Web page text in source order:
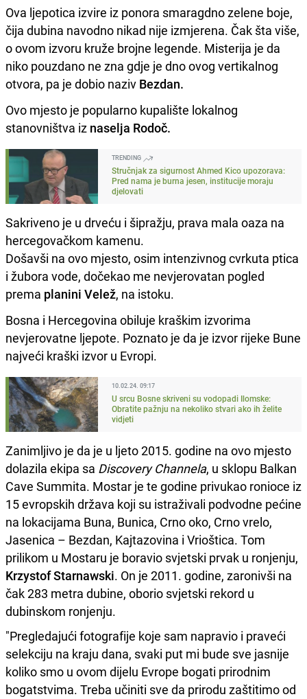
Ova ljepotica izvire iz ponora smaragdno zelene boje,
čija dubina navodno nikad nije izmjerena. Čak šta više,
o ovom izvoru kruže brojne legende. Misterija je da
niko pouzdano ne zna gdje je dno ovog vertikalnog
otvora, pa je dobio naziv Bezdan.
Ovo mjesto je popularno kupalište lokalnog
stanovništva iz naselja Rodoč.
TRENDING
Stručnjak za sigurnost Ahmed Kico upozorava:
Pred nama je burna jesen, institucije moraju
djelovati
Sakriveno je u drveću i šipražju, prava mala oaza na
hercegovačkom kamenu.
Došavši na ovo mjesto, osim intenzivnog cvrkuta ptica
i žubora vode, dočekao me nevjerovatan pogled
prema planini Velež, na istoku.
Bosna i Hercegovina obiluje kraškim izvorima
nevjerovatne ljepote. Poznato je da je izvor rijeke Bune
najveći kraški izvor u Evropi.
10.02.24. 09:17
U srcu Bosne skriveni su vodopadi Ilomske:
Obratite pažnju na nekoliko stvari ako ih želite
vidjeti
Zanimljivo je da je u ljeto 2015. godine na ovo mjesto
dolazila ekipa sa Discovery Channela, u sklopu Balkan
Cave Summita. Mostar je te godine privukao ronioce iz
15 evropskih država koji su istraživali podvodne pećine
na lokacijama Buna, Bunica, Crno oko, Crno vrelo,
Jasenica – Bezdan, Kajtazovina i Vrioštica. Tom
prilikom u Mostaru je boravio svjetski prvak u ronjenju,
Krzystof Starnawski. On je 2011. godine, zaronivši na
čak 283 metra dubine, oborio svjetski rekord u
dubinskom ronjenju.
"Pregledajući fotografije koje sam napravio i praveći
selekciju na kraju dana, svaki put mi bude sve jasnije
koliko smo u ovom dijelu Evrope bogati prirodnim
bogatstvima. Treba učiniti sve da prirodu zaštitimo od